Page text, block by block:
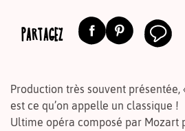
PARTAGEZ
Production très souvent présentée,
est ce qu’on appelle un classique !
Ultime opéra composé par Mozart